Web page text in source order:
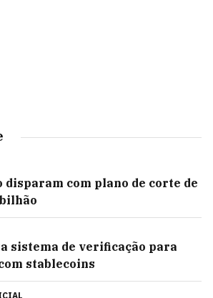
disparam com plano de corte de
sistema de verificação para
stablecoins